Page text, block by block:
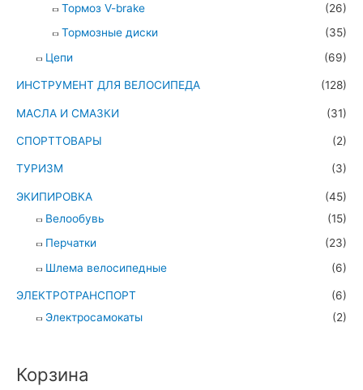
Тормоз V-brake
(26)
Тормозные диски
(35)
Цепи
(69)
ИНСТРУМЕНТ ДЛЯ ВЕЛОСИПЕДА (128)
МАСЛА И СМАЗКИ (31)
СПОРТТОВАРЫ (2)
ТУРИЗМ (3)
ЭКИПИРОВКА
(45)
Велообувь
(15)
Перчатки
(23)
Шлема велосипедные
(6)
ЭЛЕКТРОТРАНСПОРТ
(6)
Электросамокаты
(2)
Корзина